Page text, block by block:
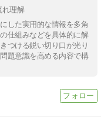
れ理解
した実用的な情報を多角
仕組みなどを具体的に解
つける鋭い切り口が光り
題意識を高める内容で構